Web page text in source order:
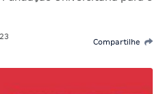
Compartilhe